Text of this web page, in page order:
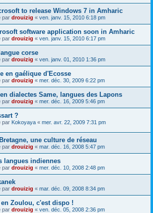
to release Windows 7 in Amharic
par drouizig « ven. janv. 15, 2010 6:18 pm
software application soon in Amharic
par drouizig « ven. janv. 15, 2010 6:17 pm
corse
par drouizig « ven. janv. 01, 2010 1:36 pm
en gaélique d'Ecosse
par drouizig « mer. déc. 30, 2009 6:22 pm
dialectes Same, langues des Lapons
par drouizig « mer. déc. 16, 2009 5:46 pm
?
par Kokoyaya « mer. avr. 22, 2009 7:31 pm
une culture de réseau
par drouizig « mar. déc. 16, 2008 5:47 pm
langues indiennes
par drouizig « mer. déc. 10, 2008 2:48 pm
par drouizig « mar. déc. 09, 2008 8:34 pm
en Zoulou, c'est dispo !
par drouizig « ven. déc. 05, 2008 2:36 pm